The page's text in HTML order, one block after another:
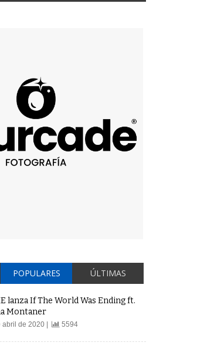
POPULARES ÚLTIMAS
lanza If The World Was Ending ft.
Montaner
de 2020 | 5594